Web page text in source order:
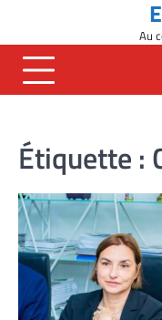
content
Au
Étiquette :